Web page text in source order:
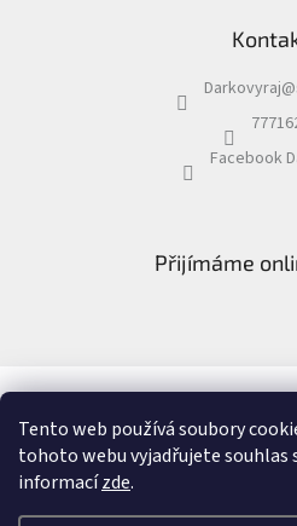
Tento web používá soubory
tohoto webu vyjadřujete souhlas
informacízde.
Darkovyraj@
Facebook
Přijímáme